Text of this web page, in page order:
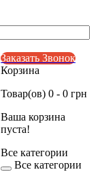
Заказать Звонок
Корзина
Товар(ов) 0 - 0 грн
Ваша корзина
пуста!
Все категории
Все категории